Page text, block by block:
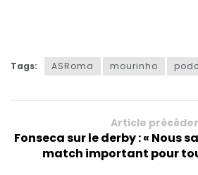
Tags: ASRoma mourinho
Article
Fonseca sur le derby : « Nous
match important pour